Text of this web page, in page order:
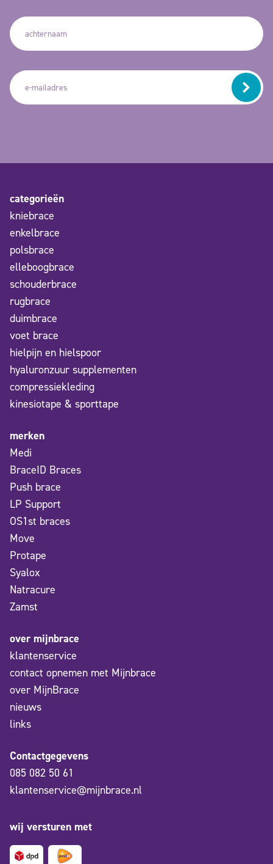
categorieën
kniebrace
enkelbrace
polsbrace
elleboogbrace
schouderbrace
rugbrace
duimbrace
voet brace
hielpijn en hielspoor
hyaluronzuur supplementen
compressiekleding
kinesiotape & sporttape
merken
Medi
BraceID Braces
Push brace
LP Support
OS1st braces
Move
Protape
Syalox
Natracure
Zamst
over mijnbrace
klantenservice
contact opnemen met Mijnbrace
over MijnBrace
nieuws
links
Contactgegevens
085 082 50 61
klantenservice@mijnbrace.nl
wij versturen met